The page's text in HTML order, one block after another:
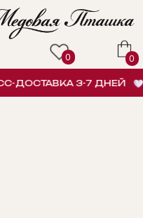
ДОСТАВКА 3-7 ДНЕЙ